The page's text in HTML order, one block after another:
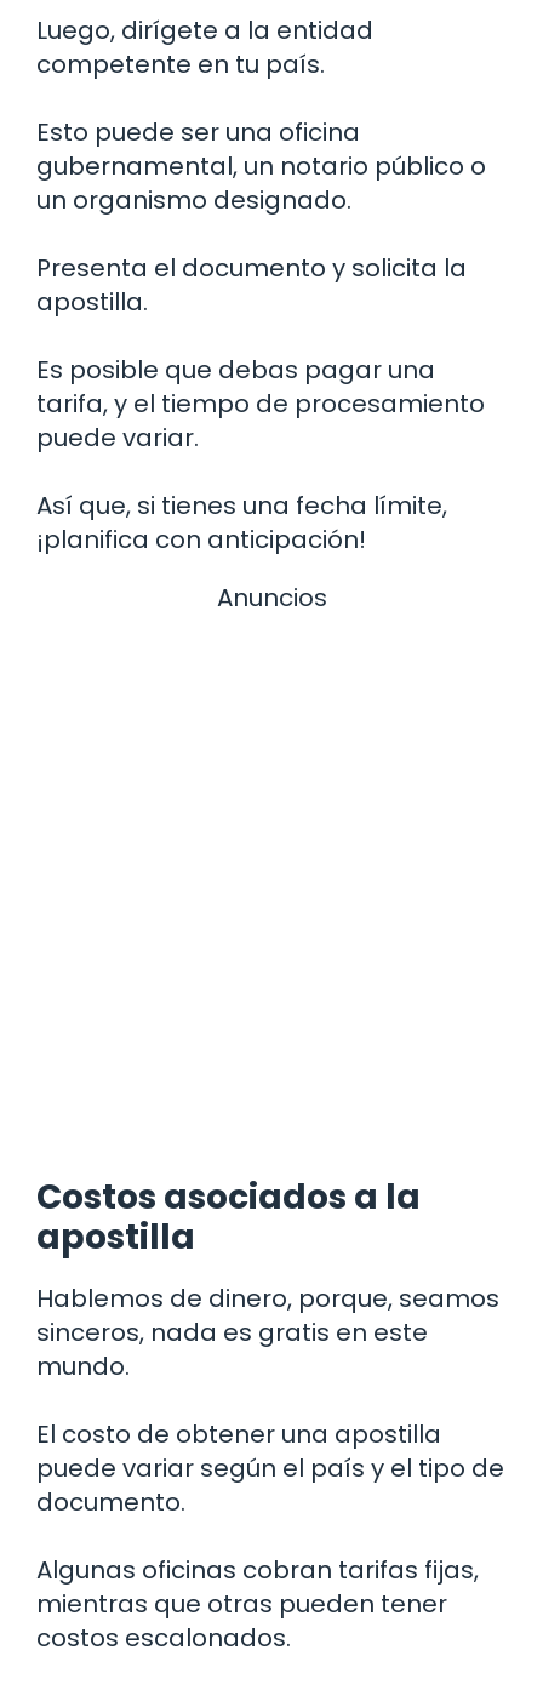
Luego, dirígete a la entidad
competente en tu país.
Esto puede ser una oficina
gubernamental, un notario público o
un organismo designado.
Presenta el documento y solicita la
apostilla.
Es posible que debas pagar una
tarifa, y el tiempo de procesamiento
puede variar.
Así que, si tienes una fecha límite,
¡planifica con anticipación!
Anuncios
Costos asociados a la
apostilla
Hablemos de dinero, porque, seamos
sinceros, nada es gratis en este
mundo.
El costo de obtener una apostilla
puede variar según el país y el tipo de
documento.
Algunas oficinas cobran tarifas fijas,
mientras que otras pueden tener
costos escalonados.